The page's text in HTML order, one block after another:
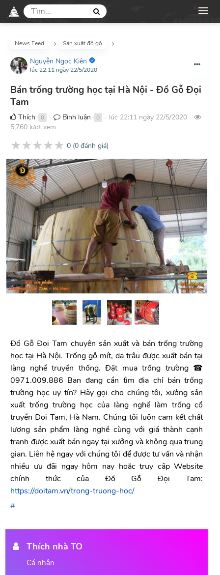
News Feed Sản xuất đồ gỗ
Nguyễn Ngọc Kiên
lúc 22:11 ngày 22/5/2020
Bán trống trường học tại Hà Nội - Đồ Gỗ Đọi
Tam
Thích 0 ● Bình luận 0 ● lúc 22:11 ngày 22/5/2020 ●
5,760 lượt xem
★★★★★ 0 (0 đánh giá)
Đồ Gỗ Đọi Tam chuyên sản xuất và bán trống trường
học tại Hà Nội. Trống gỗ mít, da trâu được xuất bán tại
làng nghề truyền thống. Đặt mua trống trường ☎
0971.009.886 Bạn đang cần tìm địa chỉ bán trống
trường học uy tín? Hãy gọi cho chúng tôi, xưởng sản
xuất trống trường học của làng nghề làm trống cổ
truyền Đọi Tam, Hà Nam. Chúng tôi luôn cam kết chất
lượng sản phẩm làng nghề cùng với giá thành cạnh
tranh được xuất bán ngay tại xưởng và không qua trung
gian. Liên hệ ngay với chúng tôi để được tư vấn và nhận
nhiều ưu đãi ngay hôm nay hoặc truy cập Website
chính thức của Đồ Gỗ Đọi Tam:
https://doitam.vn/trong-truong-hoc/
Thích nhà TO
Cá nhân